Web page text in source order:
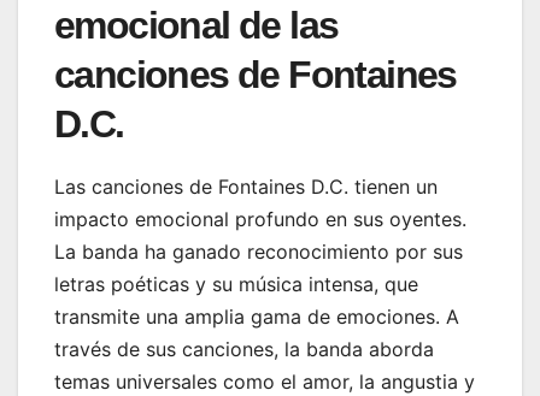
emocional de las
canciones de Fontaines
D.C.
Las canciones de Fontaines D.C. tienen un
impacto emocional profundo en sus oyentes.
La banda ha ganado reconocimiento por sus
letras poéticas y su música intensa, que
transmite una amplia gama de emociones. A
través de sus canciones, la banda aborda
temas universales como el amor, la angustia y